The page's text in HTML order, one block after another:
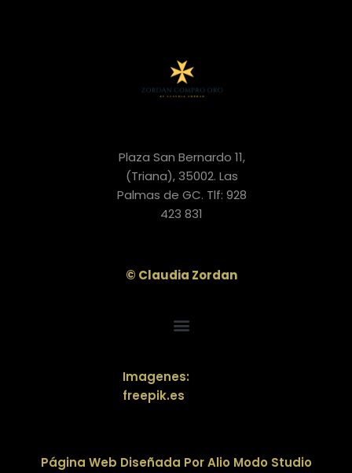
Plaza San Bernardo 11,
(Triana), 35002. Las
Palmas de GC. Tlf: 928
423 831
© Claudia Zordan
Imagenes:
freepik.es
Página Web Diseñada Por Alio Modo Studio